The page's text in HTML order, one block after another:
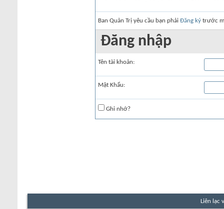
Ban Quản Trị yêu cầu bạn phải Đăng ký trước
Đăng nhập
Tên tài khoản:
Mật Khẩu:
Ghi nhớ?
Liên lạc